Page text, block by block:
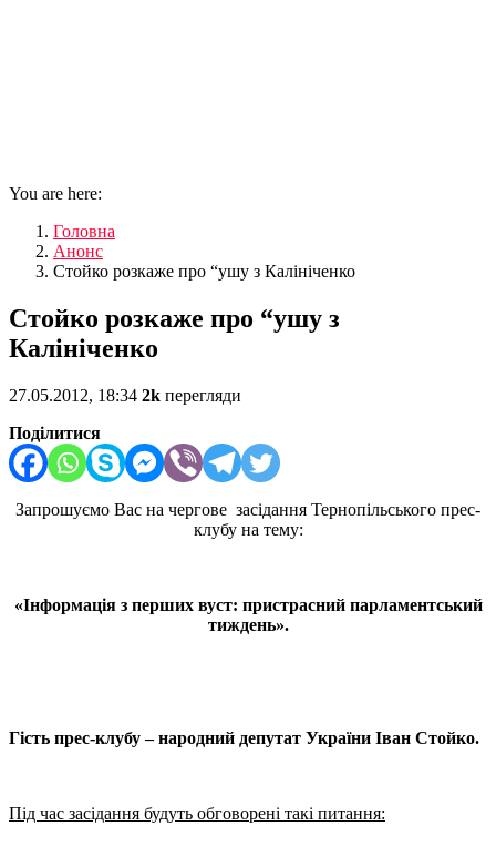
You are here:
Головна
Анонс
Стойко розкаже про “ушу з Калініченко
Стойко розкаже про “ушу з
Калініченко
27.05.2012, 18:34 2k перегляди
Поділитися
Запрошуємо Вас на чергове засідання Тернопільського прес-
клубу на тему:
«Інформація з перших вуст: пристрасний парламентський
тиждень».
Гість прес-клубу – народний депутат України Іван Стойко.
Під час засідання будуть обговорені такі питання: